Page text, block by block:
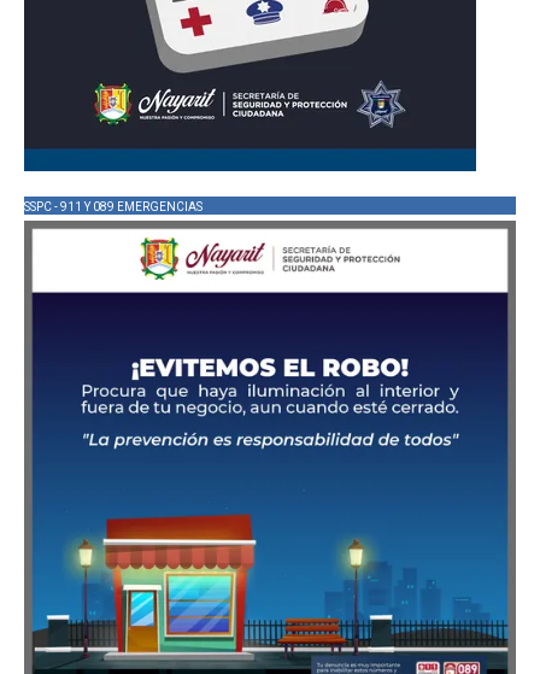
SSPC - 911 Y 089 EMERGENCIAS